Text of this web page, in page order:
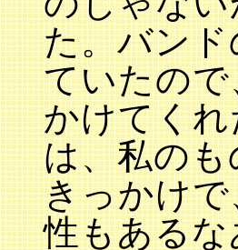
た。バン
ていたの
かけてく
は、私の
きっかけ
性もある